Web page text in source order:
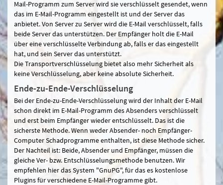
Mail-Programm zum Server wird sie verschlüsselt gesendet, wenn
das im E-Mail-Programm eingestellt ist und der Server das
anbietet. Von Server zu Server wird die E-Mail verschlüsselt, falls
beide Server das unterstützen. Der Empfänger holt die E-Mail
über eine verschlüsselte Verbindung ab, falls er das eingestellt
hat, und sein Server das unterstützt.
Die Transportverschlüsselung bietet also mehr Sicherheit als
keine Verschlüsselung, aber keine absolute Sicherheit.
Ende-zu-Ende-Verschlüsselung
Bei der Ende-zu-Ende-Verschlüsselung wird der Inhalt der E-Mail
schon direkt im E-Mail-Programm des Absenders verschlüsselt
und erst beim Empfänger wieder entschlüsselt. Das ist die
sicherste Methode. Wenn weder Absender- noch Empfänger-
Computer Schadprogramme enthalten, ist diese Methode sicher.
Der Nachteil ist: Beide, Absender und Empfänger, müssen die
gleiche Ver- bzw. Entschlüsselungsmethode benutzen. Wir
empfehlen hier das System "GnuPG", für das es kostenlose
Plugins für verschiedene E-Mail-Programme gibt.